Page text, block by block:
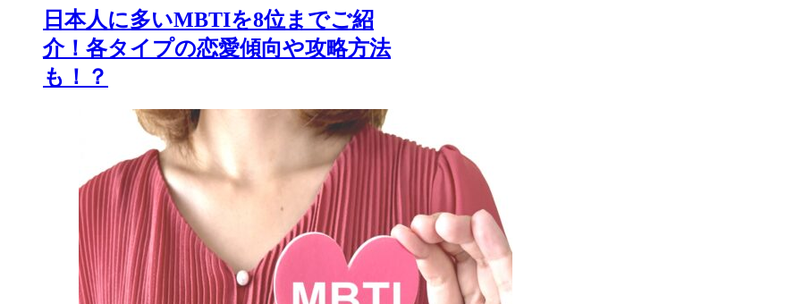
日本人に多いMBTIを8位までご紹
介！各タイプの恋愛傾向や攻略方法
も！？